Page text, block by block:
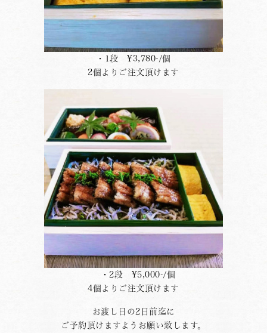
・1段 ¥3,780-/個
2個よりご注文頂けます
・2段 ¥5,000-/個
4個よりご注文頂けます
お渡し日の2日前迄に
ご予約頂けますようお願い致します。